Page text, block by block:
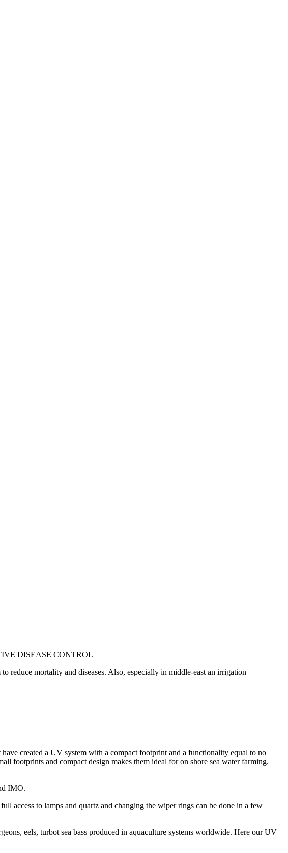
DISEASE CONTROL
reduce mortality and diseases. Also, especially in middle-east an irrigation
created a UV system with a compact footprint and a functionality equal to no
footprints and compact design makes them ideal for on shore sea water farming.
IMO.
access to lamps and quartz and changing the wiper rings can be done in a few
eels, turbot sea bass produced in aquaculture systems worldwide. Here our UV